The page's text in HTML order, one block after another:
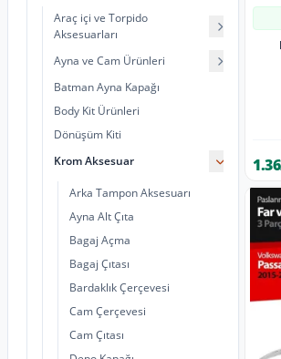
Araç içi ve Torpido
Aksesuarları
Ayna ve Cam Ürünleri
Batman Ayna Kapağı
Body Kit Ürünleri
Dönüşüm Kiti
Krom Aksesuar
Arka Tampon Aksesuarı
Ayna Alt Çıta
Bagaj Açma
Bagaj Çıtası
Bardaklık Çerçevesi
Cam Çerçevesi
Cam Çıtası